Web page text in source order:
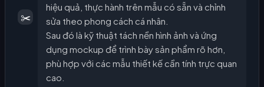
✂️
hiệu quả, thực hành trên mẫu có sẵn và chỉnh
sửa theo phong cách cá nhân.
Sau đó là kỹ thuật tách nền hình ảnh và ứng
dụng mockup để trình bày sản phẩm rõ hơn,
phù hợp với các mẫu thiết kế cần tính trực quan
cao.